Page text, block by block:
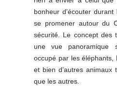
bonheur d’écouter
se promener autour du
sécurité. Le concept des
une vue panoramique
occupé par les
et bien d’autres animaux
que les autres.